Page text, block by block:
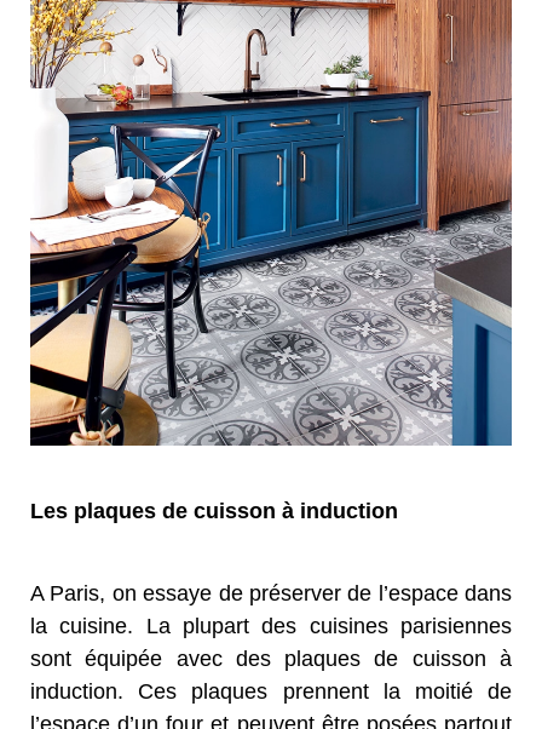
Les plaques de cuisson à induction
A Paris, on essaye de préserver de l’espace dans
la cuisine. La plupart des cuisines parisiennes
sont équipée avec des plaques de cuisson à
induction. Ces plaques prennent la moitié de